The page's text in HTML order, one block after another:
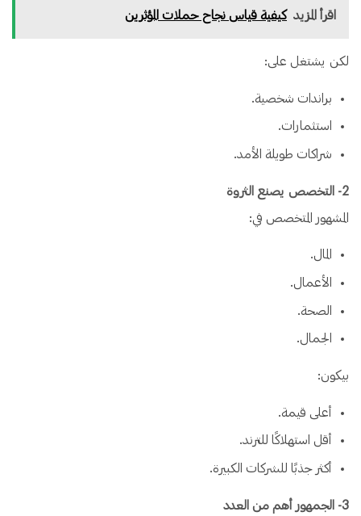
اقرأ المزيد كيفية قياس نجاح حملات المؤثرين
لكن يشتغل على:
براندات شخصية.
استثمارات.
شراكات طويلة الأمد.
2️- التخصص يصنع الثروة
المشهور المتخصص في:
المال.
الأعمال.
الصحة.
الجمال.
بيكون:
أعلى قيمة.
أقل استهلاكًا للترند.
أكثر جذبًا للشركات الكبيرة.
3️- الجمهور أهم من العدد